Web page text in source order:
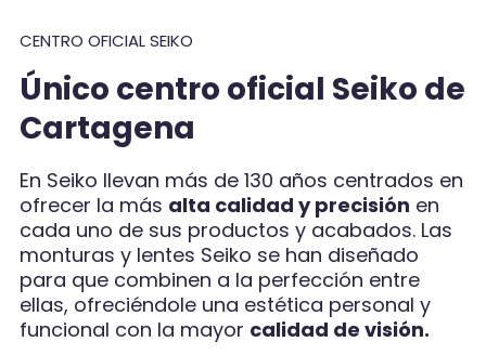
CENTRO OFICIAL SEIKO
Único centro oficial Seiko de
Cartagena
En Seiko llevan más de 130 años centrados en
ofrecer la más alta calidad y precisión en
cada uno de sus productos y acabados. Las
monturas y lentes Seiko se han diseñado
para que combinen a la perfección entre
ellas, ofreciéndole una estética personal y
funcional con la mayor calidad de visión.